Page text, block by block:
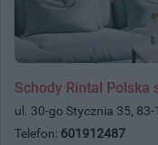
Schody Rintal Polska
ul. 30-go Stycznia 35, 83-
Telefon: 601912487